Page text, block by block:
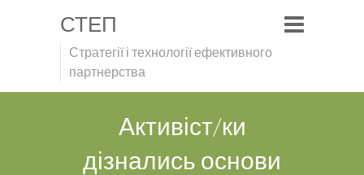
СТЕП
Стратегії і технології ефективного
партнерства
Активіст/ки
дізнались основи